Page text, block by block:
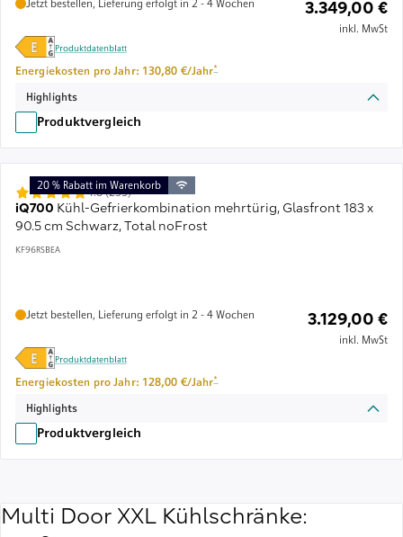
Jetzt bestellen, Lieferung erfolgt in 2 - 4 Wochen 3.349,00 €
inkl. MwSt
Produktdatenblatt
Energiekosten pro Jahr: 130,80 €/JahrFußnote *: Schätzung basierend auf
*
Highlights
Produktvergleich
iQ700 Kühl-Gefrierkombination mehrtürig, Glasfront 183 x
90.5 cm Schwarz, Total noFrost
KF96RSBEA
4.8 (235)
20 % Rabatt im Warenkorb
Jetzt bestellen, Lieferung erfolgt in 2 - 4 Wochen 3.129,00 €
inkl. MwSt
Produktdatenblatt
Energiekosten pro Jahr: 128,00 €/JahrFußnote *: Schätzung basierend auf
*
Highlights
Produktvergleich
Multi Door XXL Kühlschränke: